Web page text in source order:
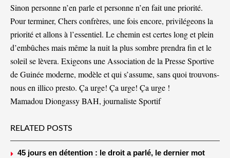
Sinon personne n’en parle et personne n’en fait une priorité.
Pour terminer, Chers confrères, une fois encore, privilégeons la
priorité et allons à l’essentiel. Le chemin est certes long et plein
d’embûches mais même la nuit la plus sombre prendra fin et le
soleil se lèvera. Exigeons une Association de la Presse Sportive
de Guinée moderne, modèle et qui s’assume, sans quoi trouvons-
nous en illico presto. Ça urge! Ça urge! Ça urge !
Mamadou Diongassy BAH, journaliste Sportif
RELATED POSTS
45 jours en détention : le droit a parlé, le dernier mot